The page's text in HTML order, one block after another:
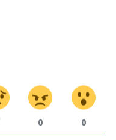
0 0